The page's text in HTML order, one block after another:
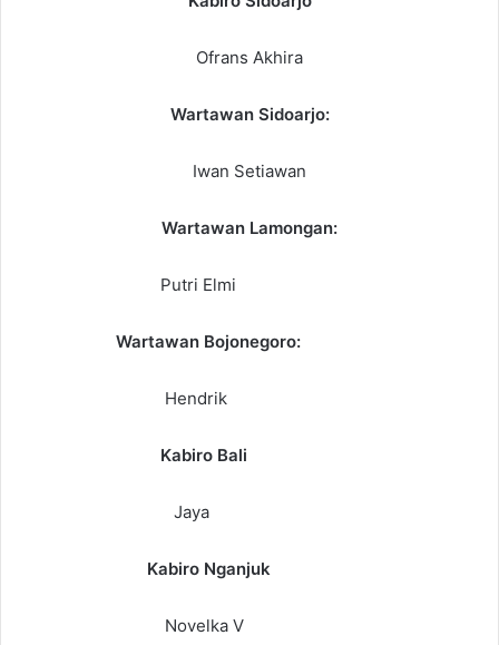
Ofrans Akhira
Wartawan Sidoarjo:
Iwan Setiawan
Wartawan Lamongan:
Putri Elmi
Wartawan Bojonegoro:
Hendrik
Kabiro Bali
Jaya
Kabiro Nganjuk
Novelka V